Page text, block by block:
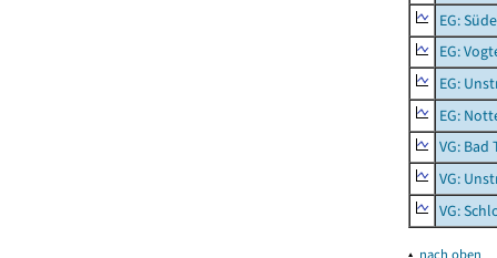
EG:
EG:
EG:
EG:
VG: Bad
VG:
VG:
nach oben